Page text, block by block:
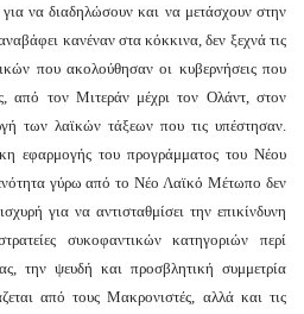
για να διαδηλώσουν και να μετάσχουν στην
κανέναν στα κόκκινα, δεν ξεχνά τις
που ακολούθησαν οι κυβερνήσεις που
από τον Μιτεράν μέχρι τον Ολάντ, στον
των λαϊκών τάξεων που τις υπέστησαν.
εφαρμογής του προγράμματος του Νέου
γύρω από το Νέο Λαϊκό Μέτωπο δεν
για να αντισταθμίσει την επικίνδυνη
συκοφαντικών κατηγοριών περί
την ψευδή και προσβλητική συμμετρία
από τους Μακρονιστές, αλλά και τις